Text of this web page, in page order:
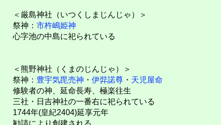
＜厳島神社（いつくしまじんじゃ）＞
祭神： 市杵嶋姫神
心字池の中島に祀られている
＜熊野神社（くまのじんじゃ）＞
祭神： 豊宇気毘売神 ・ 伊弉諾尊 ・ 天児屋命
修験者の神、延命長寿、極楽往生
三社・日吉神社の一番右に祀られている
1744年(皇紀2404)延享元年